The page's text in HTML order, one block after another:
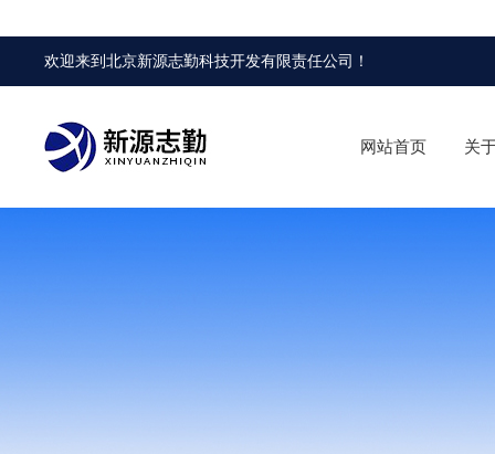
欢迎来到北京新源志勤科技开发有限责任公司 ！
网站首页 关